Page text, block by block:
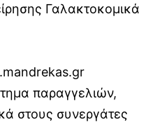
Γαλακτοκομικά
παραγγελιών,
στους συνεργάτες